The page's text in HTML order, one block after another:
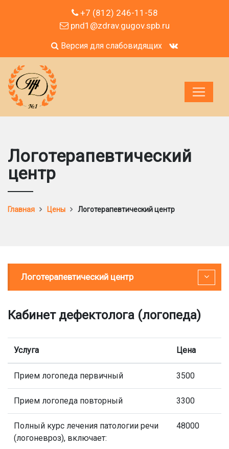
+7 (812) 246-11-58
pnd1@zdrav.gugov.spb.ru
Версия для слабовидящих
Логотерапевтический
центр
Главная Цены Логотерапевтический центр
Логотерапевтический центр
Кабинет дефектолога (логопеда)
Услуга Цена
Прием логопеда первичный 3500
Прием логопеда повторный 3300
Полный курс лечения патологии речи
(логоневроз), включает:
48000